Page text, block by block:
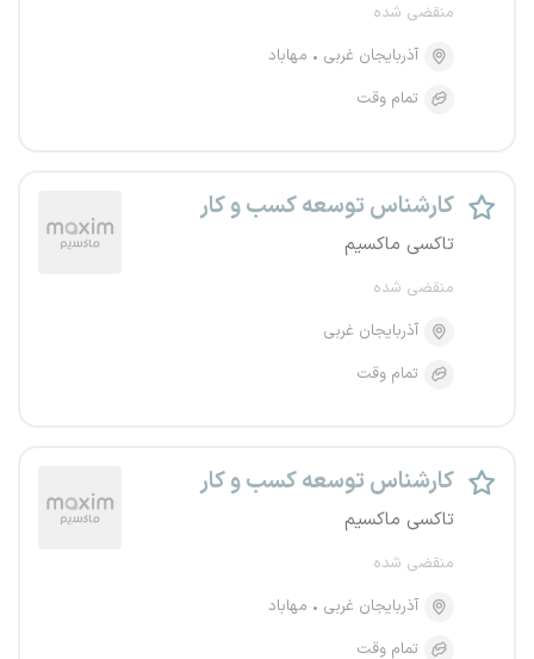
منقضی شده
آذربایجان غربی
مهاباد
تمام وقت
کارشناس توسعه کسب و کار
تاکسی ماکسیم
منقضی شده
آذربایجان غربی
تمام وقت
کارشناس توسعه کسب و کار
تاکسی ماکسیم
منقضی شده
آذربایجان غربی
مهاباد
تمام وقت